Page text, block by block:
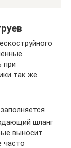
при
так же
шланг
выносит
часто